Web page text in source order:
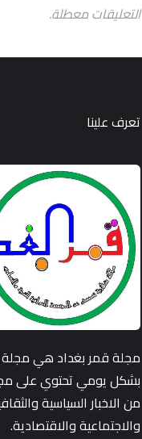
التعليقات معطلة.
تعرف علينا
مجلة قمر بغداد هي مجلة
بشكل يومي تحتوي على
من الاخبار السياسية
والاجتماعية والاقتصادية.